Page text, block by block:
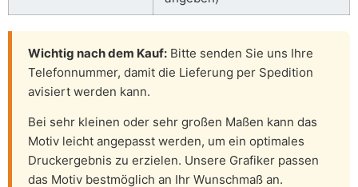
Wichtig nach dem Kauf: Bitte senden Sie uns Ihre
Telefonnummer, damit die Lieferung per Spedition
avisiert werden kann.
Bei sehr kleinen oder sehr großen Maßen kann das
Motiv leicht angepasst werden, um ein optimales
Druckergebnis zu erzielen. Unsere Grafiker passen
das Motiv bestmöglich an Ihr Wunschmaß an.